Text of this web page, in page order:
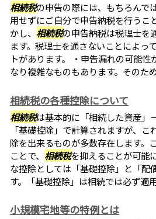
相続税の申告の際には、もちろんで
用せずにご自分で申告納税を行うこ
かし、 相続税の申告納税は税理士を
ます。税理士を通さないことによっ
トがあります。 ・申告漏れの可能性
なり複雑なものもあります。そのため
相続税の各種控除について
相続税は基本的に「相続した資産」
「基礎控除」で計算されますが、こ
除を出来るものが多数存在します。
ことで、 相続税を抑えることが可能
な控除としては「基礎控除」と「配
す。「基礎控除」は相続では必ず適
小規模宅地等の特例とは